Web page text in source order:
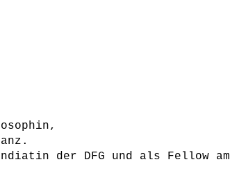
der DFG und als Fellow am